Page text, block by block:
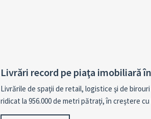
Livrări record pe piaţa imobiliară
Livrările de spaţii de retail, logistice şi de
ridicat la 956.000 de metri pătraţi, în creştere